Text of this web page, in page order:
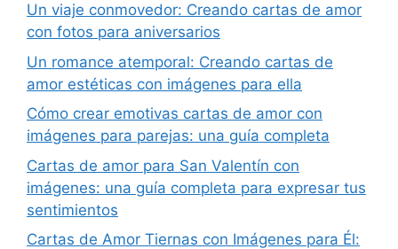
Un viaje conmovedor: Creando cartas de amor
con fotos para aniversarios
Un romance atemporal: Creando cartas de
amor estéticas con imágenes para ella
Cómo crear emotivas cartas de amor con
imágenes para parejas: una guía completa
Cartas de amor para San Valentín con
imágenes: una guía completa para expresar tus
sentimientos
Cartas de Amor Tiernas con Imágenes para Él: